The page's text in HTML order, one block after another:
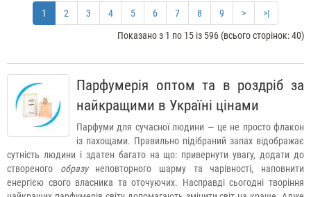
1 2 3 4 5 6 7 8 9 >
>|
Показано з 1 по 15 із 596 (всього сторінок: 40)
Парфумерія оптом та в роздріб за
найкращими в Україні цінами
Парфуми для сучасної людини — це не просто флакон
із пахощами. Правильно підібраний запах відображає
сутність людини і здатен багато на що: привернути увагу, додати до
створеного образу неповторного шарму та чарівності, наповнити
енергією свого власника та оточуючих. Насправді сьогодні творіння